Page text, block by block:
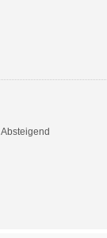
Absteigend